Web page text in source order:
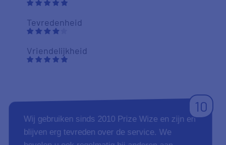
Tevredenheid
Vriendelijkheid
10
Wij gebruiken sinds 2010 Prize Wize en zijn en
blijven erg tevreden over de service. We